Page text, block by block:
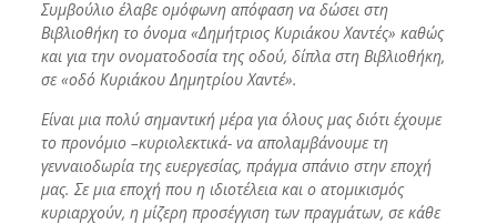
Συμβούλιο έλαβε ομόφωνη απόφαση να δώσει στη
Βιβλιοθήκη το όνομα «Δημήτριος Κυριάκου Χαντές» καθώς
και για την ονοματοδοσία της οδού, δίπλα στη Βιβλιοθήκη,
σε «οδό Κυριάκου Δημητρίου Χαντέ».
Είναι μια πολύ σημαντική μέρα για όλους μας διότι έχουμε
το προνόμιο –κυριολεκτικά- να απολαμβάνουμε τη
γενναιοδωρία της ευεργεσίας, πράγμα σπάνιο στην εποχή
μας. Σε μια εποχή που η ιδιοτέλεια και ο ατομικισμός
κυριαρχούν, η μίζερη προσέγγιση των πραγμάτων, σε κάθε